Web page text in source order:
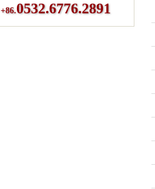
+86.0532.6776.2891